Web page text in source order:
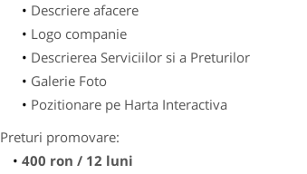
Descriere afacere
Logo companie
Descrierea Serviciilor si a Preturilor
Galerie Foto
Pozitionare pe Harta Interactiva
Preturi promovare:
400 ron / 12 luni